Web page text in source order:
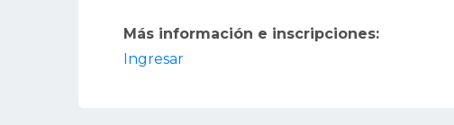
Más información e inscripciones:
Ingresar